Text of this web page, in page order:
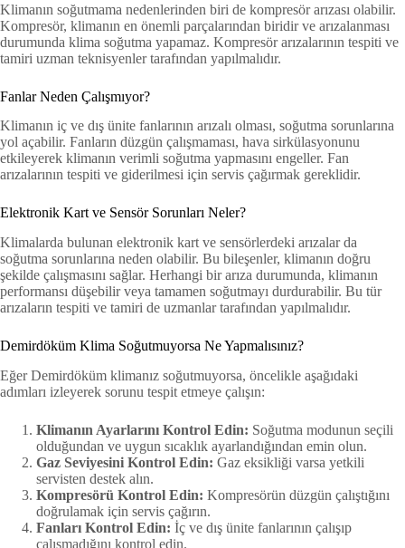
Klimanın soğutmama nedenlerinden biri de kompresör arızası olabilir.
Kompresör, klimanın en önemli parçalarından biridir ve arızalanması
durumunda klima soğutma yapamaz. Kompresör arızalarının tespiti ve
tamiri uzman teknisyenler tarafından yapılmalıdır.
Fanlar Neden Çalışmıyor?
Klimanın iç ve dış ünite fanlarının arızalı olması, soğutma sorunlarına
yol açabilir. Fanların düzgün çalışmaması, hava sirkülasyonunu
etkileyerek klimanın verimli soğutma yapmasını engeller. Fan
arızalarının tespiti ve giderilmesi için servis çağırmak gereklidir.
Elektronik Kart ve Sensör Sorunları Neler?
Klimalarda bulunan elektronik kart ve sensörlerdeki arızalar da
soğutma sorunlarına neden olabilir. Bu bileşenler, klimanın doğru
şekilde çalışmasını sağlar. Herhangi bir arıza durumunda, klimanın
performansı düşebilir veya tamamen soğutmayı durdurabilir. Bu tür
arızaların tespiti ve tamiri de uzmanlar tarafından yapılmalıdır.
Demirdöküm Klima Soğutmuyorsa Ne Yapmalısınız?
Eğer Demirdöküm klimanız soğutmuyorsa, öncelikle aşağıdaki
adımları izleyerek sorunu tespit etmeye çalışın:
Klimanın Ayarlarını Kontrol Edin: Soğutma modunun seçili
olduğundan ve uygun sıcaklık ayarlandığından emin olun.
Gaz Seviyesini Kontrol Edin: Gaz eksikliği varsa yetkili
servisten destek alın.
Kompresörü Kontrol Edin: Kompresörün düzgün çalıştığını
doğrulamak için servis çağırın.
Fanları Kontrol Edin: İç ve dış ünite fanlarının çalışıp
çalışmadığını kontrol edin.